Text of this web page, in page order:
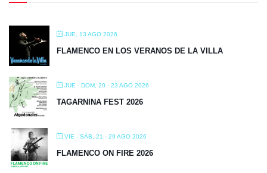
JUE, 13 AGO 2026
FLAMENCO EN LOS VERANOS DE LA VILLA
JUE - DOM, 20 - 23 AGO 2026
TAGARNINA FEST 2026
VIE - SÁB, 21 - 29 AGO 2026
FLAMENCO ON FIRE 2026